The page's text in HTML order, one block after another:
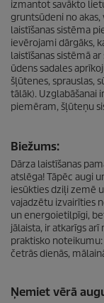
izmantot savākto
gruntsūdeni no
laistīšanas sistēma
ievērojami dārgāks,
laistīšanas sistēmā
ūdens sadales
šļūtenes, sprauslas,
tālāk). Uzglabāšanai
piemēram, šļūteņu
Biežums:
Dārza laistīšanas
atslēga! Tāpēc augi
iesūkties dziļi zemē
vajadzētu izvairīties
un energoietilpīgi,
jālaista, ir atkarīgs
praktisko
četrās dienās,
Ņemiet vērā